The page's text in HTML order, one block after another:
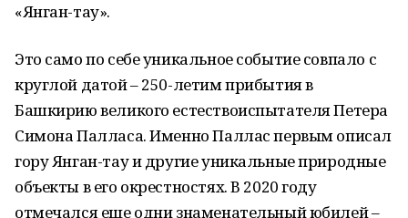
«Янган-тау».
Это само по себе уникальное событие совпало с
круглой датой – 250-летим прибытия в
Башкирию великого естествоиспытателя Петера
Симона Палласа. Именно Паллас первым описал
гору Янган-тау и другие уникальные природные
объекты в его окрестностях. В 2020 году
отмечался еще одни знаменательный юбилей –